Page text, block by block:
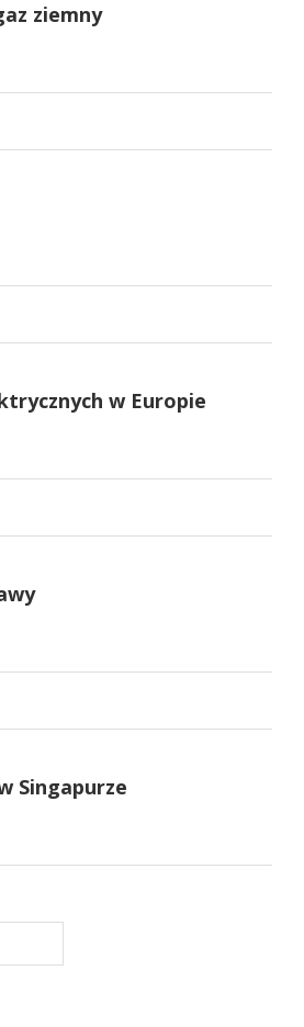
ziemny
w Europie
Singapurze